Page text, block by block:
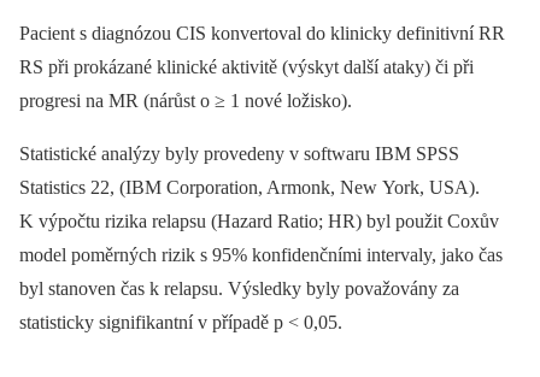
Pacient s diagnózou CIS konvertoval do klinicky definitivní RR
RS při prokázané klinické aktivitě (výskyt další ataky) či při
progresi na MR (nárůst o ≥ 1 nové ložisko).
Statistické analýzy byly provedeny v softwaru IBM SPSS
Statistics 22, (IBM Corporation, Armonk, New York, USA).
K výpočtu rizika relapsu (Hazard Ratio; HR) byl použit Coxův
model poměrných rizik s 95% konfidenčními intervaly, jako čas
byl stanoven čas k relapsu. Výsledky byly považovány za
statisticky signifikantní v případě p < 0,05.